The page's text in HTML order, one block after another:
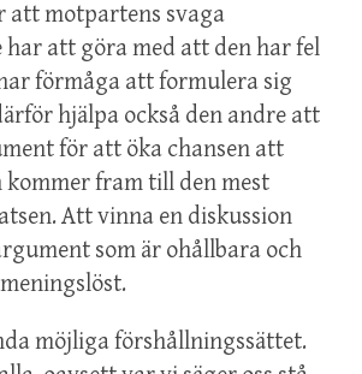
att motpartens svaga
att göra med att den har fel
förmåga att formulera sig
hjälpa också den andre att
för att öka chansen att
fram till den mest
Att vinna en diskussion
som är ohållbara och
möjliga förshållningssättet.